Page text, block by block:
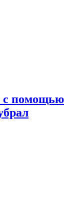
с помощью